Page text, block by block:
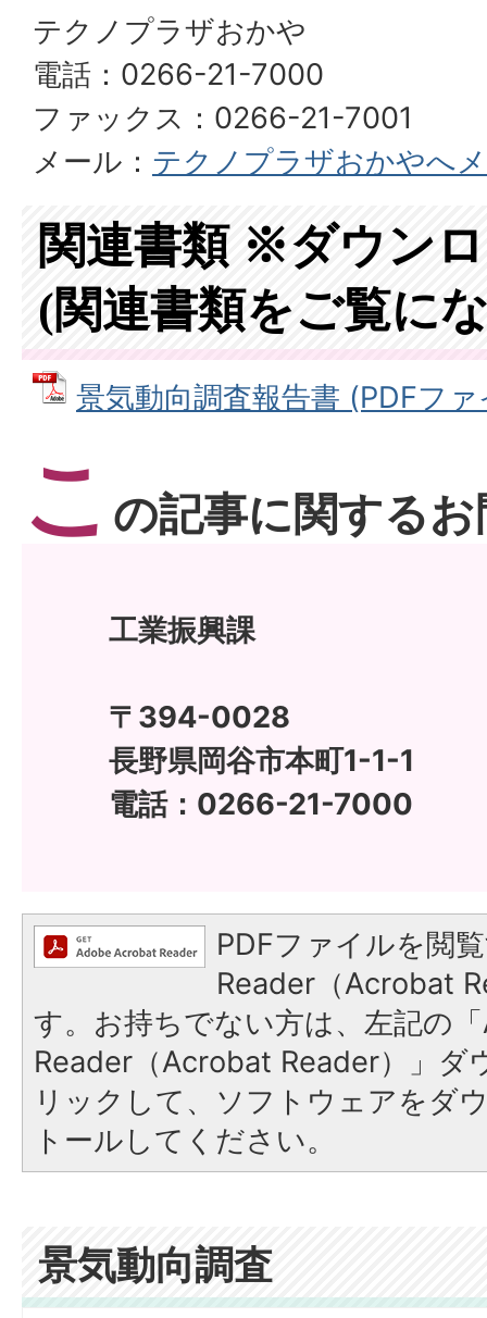
テクノプラザおかや
電話：0266-21-7000
ファックス：0266-21-7001
メール： テクノプラザおかやへ
関連書類 ※ダウン
(関連書類をご覧に
景気動向調査報告書 (PDFフ
こ の記事に関する
工業振興課
〒394-0028
長野県岡谷市本町1-1-1
電話：0266-21-7000
PDFファイルを閲
Reader（Acrobat
す。お持ちでない方は、左記の
Reader（Acrobat Reader）」ダ
リックして、ソフトウェアをダ
トールしてください。
景気動向調査